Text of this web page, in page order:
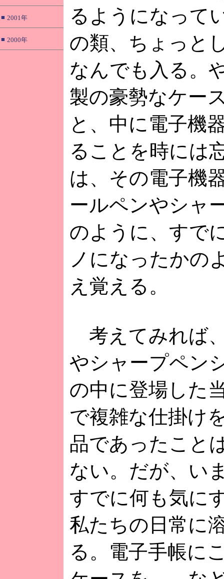
■ 2001年
■ 2000年
るようになって
の類、ちょっと
なんでも入る。
製の豪勢なケー
と、中に電子機
ることを時には
は、その電子機
ールペンやシャ
のように、すで
ノになったかの
え覚える。
考えてみれば
やシャープペン
の中に登場した
で複雑な仕掛け
品であったこと
ない。だが、い
すでに何も気に
私たちの日常に
る。電子手帳に